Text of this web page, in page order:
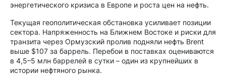
энергетического кризиса в Европе и роста цен на нефть.
Текущая геополитическая обстановка усиливает позиции
сектора. Напряженность на Ближнем Востоке и риски для
транзита через Ормузский пролив подняли нефть Brent
выше $107 за баррель. Перебои в поставках оцениваются
в 4,5–5 млн баррелей в сутки – один из крупнейших в
истории нефтяного рынка.